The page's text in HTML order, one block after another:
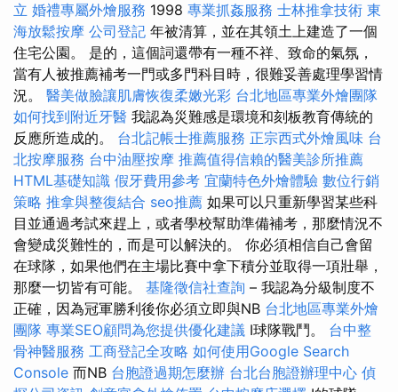
立 婚禮專屬外燴服務 1998 專業抓姦服務 士林推拿技術 東
海放鬆按摩 公司登記 年被清算，並在其領土上建造了一個
住宅公園。 是的，這個詞還帶有一種不祥、致命的氣氛，
當有人被推薦補考一門或多門科目時，很難妥善處理學習情
況。 醫美做臉讓肌膚恢復柔嫩光彩 台北地區專業外燴團隊
如何找到附近牙醫 我認為災難感是環境和刻板教育傳統的
反應所造成的。 台北記帳士推薦服務 正宗西式外燴風味 台
北按摩服務 台中油壓按摩 推薦值得信賴的醫美診所推薦
HTML基礎知識 假牙費用參考 宜蘭特色外燴體驗 數位行銷
策略 推拿與整復結合 seo推薦 如果可以只重新學習某些科
目並通過考試來趕上，或者學校幫助準備補考，那麼情況不
會變成災難性的，而是可以解決的。 你必須相信自己會留
在球隊，如果他們在主場比賽中拿下積分並取得一項壯舉，
那麼一切皆有可能。 基隆徵信社查詢 – 我認為分級制度不
正確，因為冠軍勝利後你必須立即與NB 台北地區專業外燴
團隊 專業SEO顧問為您提供優化建議 I球隊戰鬥。 台中整
骨神醫服務 工商登記全攻略 如何使用Google Search
Console 而NB 台胞證過期怎麼辦 台北台胞證辦理中心 偵